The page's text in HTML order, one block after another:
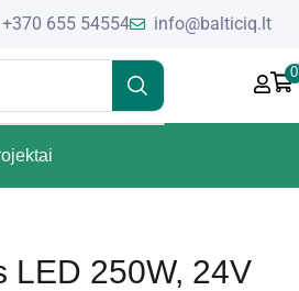
+370 655 54554 info@balticiq.lt
0
LED 250W, 24V